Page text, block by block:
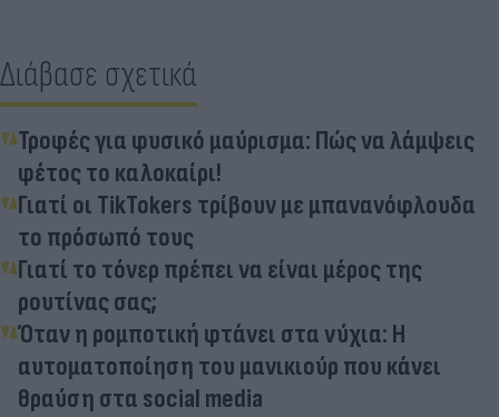
Διάβασε σχετικά
Τροφές για φυσικό μαύρισμα: Πώς να λάμψεις
φέτος το καλοκαίρι!
Γιατί οι TikTokers τρίβουν με μπανανόφλουδα
το πρόσωπό τους
Γιατί το τόνερ πρέπει να είναι μέρος της
ρουτίνας σας;
Όταν η ρομποτική φτάνει στα νύχια: Η
αυτοματοποίηση του μανικιούρ που κάνει
θραύση στα social media